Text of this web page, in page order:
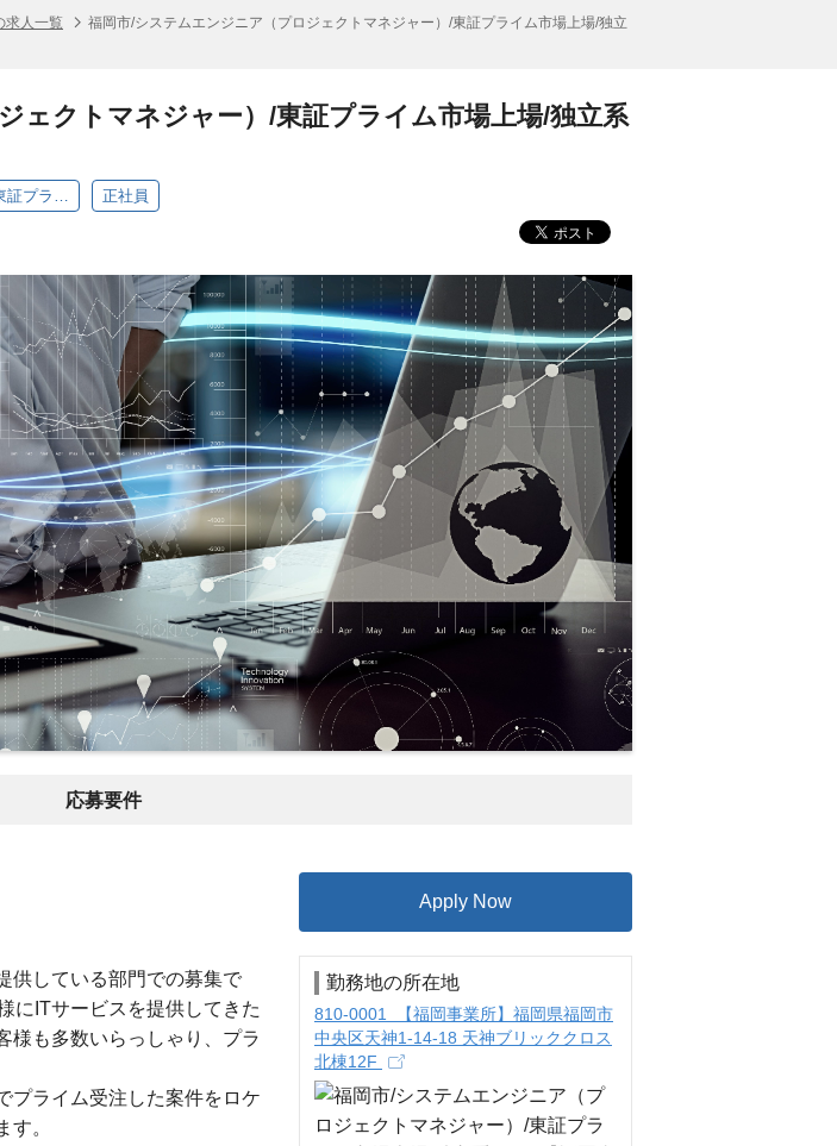
求人一覧
福岡市/システムエンジニア（プロジェクトマネジャー）/東証プライム市場上場/独立
ェクトマネジャー）/東証プライム市場上場/独立系
福岡市/システムエンジニア（プロジェクトマネジャー）/東証プライム市場上場/独立系SIer 正社員
応募要件
供している部門での募集で
にITサービスを提供してきた
様も多数いらっしゃり、プラ
プライム受注した案件をロケ
。
Apply Now
勤務地の所在地
810-0001 【福岡事業所】福岡県福岡市
中央区天神1-14-18 天神ブリッククロス
北棟12F